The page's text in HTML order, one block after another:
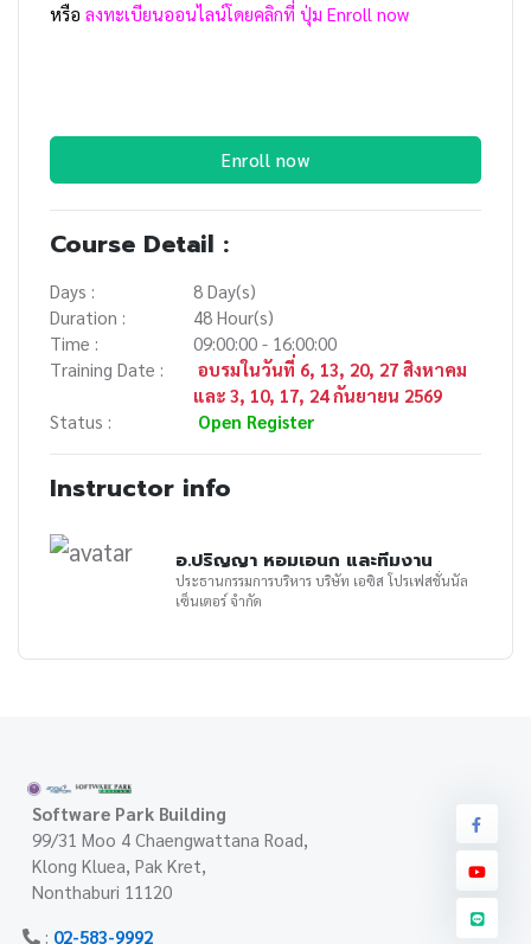
หรือ ลงทะเบียนออนไลน์โดยคลิกที่ ปุ่ม Enroll now
Enroll now
Course Detail :
Days :
8 Day(s)
Duration :
48 Hour(s)
Time :
09:00:00 - 16:00:00
Training Date :
อบรมในวันที่ 6, 13, 20, 27 สิงหาคม
และ 3, 10, 17, 24 กันยายน 2569
Status :
Open Register
Instructor info
อ.ปริญญา หอมเอนก และทีมงาน
ประธานกรรมการบริหาร บริษัท เอซิส โปรเฟสชั่นนัล
เซ็นเตอร์ จำกัด
Software Park Building
99/31 Moo 4 Chaengwattana Road,
Klong Kluea, Pak Kret,
Nonthaburi 11120
: 02-583-9992